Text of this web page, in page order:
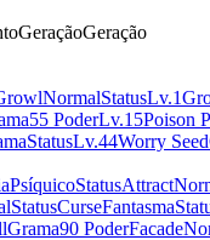
GeraçãoGeração
NormalStatusLv.1
55 PoderLv.15Poison
StatusLv.44Worry Seed
PsíquicoStatusAttract
StatusCurseFantasma
Grama90 PoderFacade